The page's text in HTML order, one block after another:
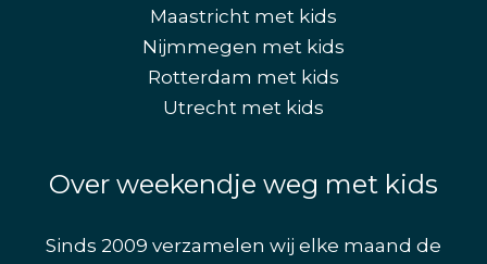
Maastricht met kids
Nijmmegen met kids
Rotterdam met kids
Utrecht met kids
Over weekendje weg met kids
Sinds 2009 verzamelen wij elke maand de